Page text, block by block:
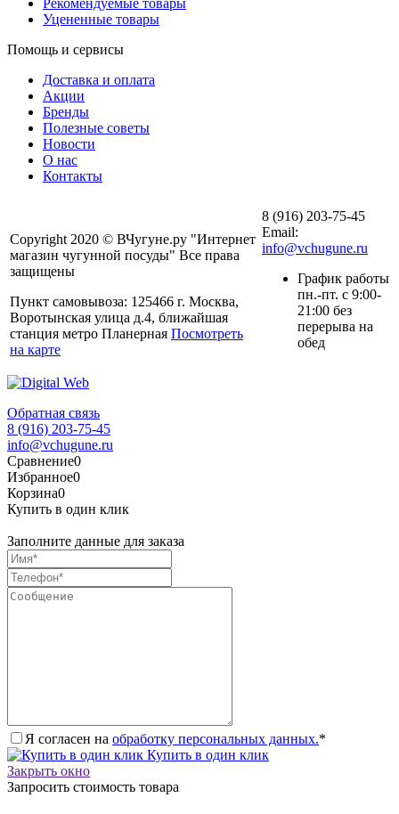
Рекомендуемые товары
Уцененные товары
Помощь и сервисы
Доставка и оплата
Акции
Бренды
Полезные советы
Новости
О нас
Контакты
Copyright 2020 © ВЧугуне.ру "Интернет
магазин чугунной посуды" Все права
защищены
Пункт самовывоза: 125466 г. Москва,
Воротынская улица д.4, ближайшая
станция метро Планерная Посмотреть
на карте
8 (916) 203-75-45
Email:
info@vchugune.ru
График работы
пн.-пт. с 9:00-
21:00 без
перерыва на
обед
Обратная связь
8 (916) 203-75-45
info@vchugune.ru
Сравнение0
Избранное0
Корзина0
Купить в один клик
Заполните данные для заказа
Я согласен на обработку персональных данных.*
Купить в один клик
Закрыть окно
Запросить стоимость товара